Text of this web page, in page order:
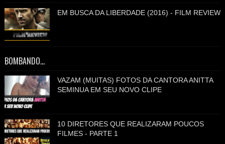
EM BUSCA DA LIBERDADE (2016) - FILM REVIEW
BOMBANDO...
VAZAM (MUITAS) FOTOS DA CANTORA ANITTA
SEMINUA EM SEU NOVO CLIPE
10 DIRETORES QUE REALIZARAM POUCOS
FILMES - PARTE 1